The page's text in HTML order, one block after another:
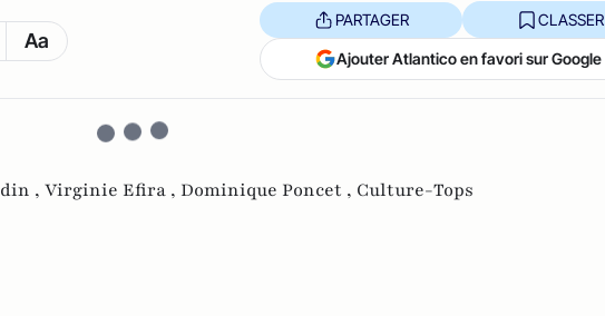
Aa
PARTAGER CLASSER
Ajouter Atlantico en favori sur Google
, Virginie Efira , Dominique Poncet , Culture-Tops